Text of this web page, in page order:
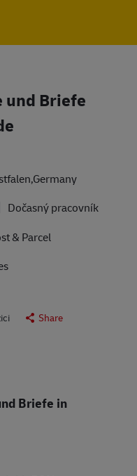
und Briefe
Dočasný pracovník
& Parcel
Share
Briefe in